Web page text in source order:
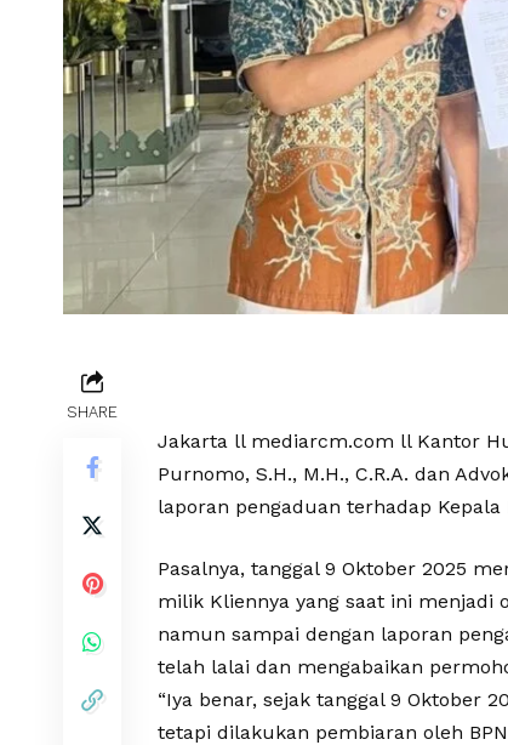
SHARE
Jakarta ll mediarcm.com ll Kantor
Purnomo, S.H., M.H., C.R.A. dan
laporan pengaduan terhadap Kepala
Pasalnya, tanggal 9 Oktober 2025
milik Kliennya yang saat ini menjadi
namun sampai dengan laporan
telah lalai dan mengabaikan
“Iya benar, sejak tanggal 9 Oktober
tetapi dilakukan pembiaran oleh